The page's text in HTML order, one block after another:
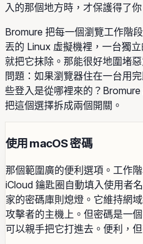
入的那個地方時，才保護得了你
Bromure 把每一個瀏覽工作階
丟的 Linux 虛擬機裡，一台獨
就把它抹除。那能很好地圍堵
問題：如果瀏覽器住在一台用
些登入是從哪裡來的？
把這個選擇拆成兩個開關。
使用 macOS 密碼
那個範圍廣的便利選項。工作
iCloud 鑰匙圈自動填入使用者
家的密碼庫則熄燈。它維持網
攻擊者的主機上。但密碼是一
可以親手把它打進去。便利，